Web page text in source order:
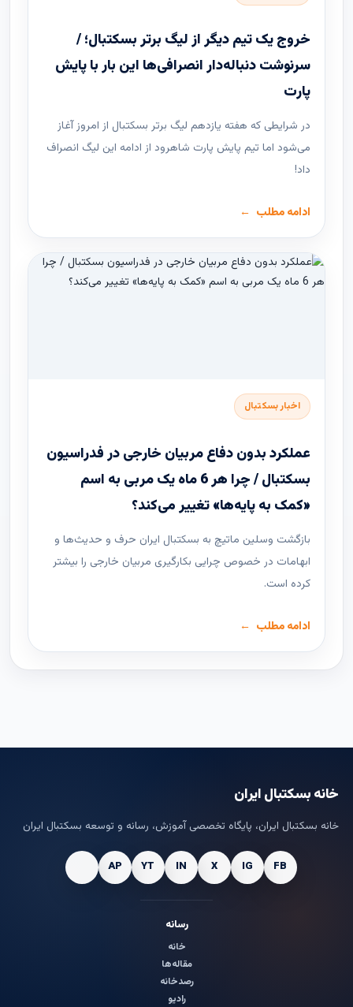
خروج یک تیم دیگر از لیگ برتر بسکتبال؛ /
سرنوشت دنباله‌دار انصرافی‌ها این بار با پایش
پارت
در شرایطی که هفته یازدهم لیگ ‌برتر بسکتبال از امروز آغاز
می‌شود اما تیم پایش پارت شاهرود از ادامه این لیگ انصراف
داد!
ادامه مطلب
اخبار بسکتبال
عملکرد بدون دفاع مربیان خارجی در فدراسیون
بسکتبال / چرا هر 6 ماه یک مربی به اسم
«کمک به پایه‌ها» تغییر می‌کند؟
بازگشت وسلین ماتیچ به بسکتبال ایران حرف و حدیث‌ها و
ابهامات در خصوص چرایی بکارگیری مربیان خارجی را بیشتر
کرده است.
ادامه مطلب
خانه بسکتبال ایران
خانه بسکتبال ایران، پایگاه تخصصی آموزش، رسانه و توسعه بسکتبال ایران
رسانه
خانه
مقاله‌ها
رصدخانه
رادیو